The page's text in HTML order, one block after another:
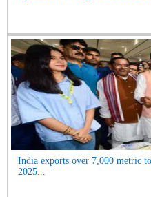
India exports over 7,000 metric
2025...